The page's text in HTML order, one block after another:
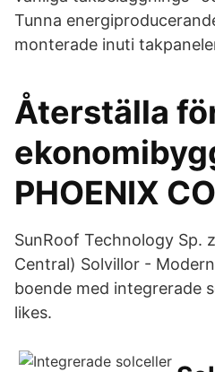
Tunna
monterade inuti
Återställa
PHOENIX
SunRoof Technology Sp.
Central) Solvillor -
boende med integrerade
likes.